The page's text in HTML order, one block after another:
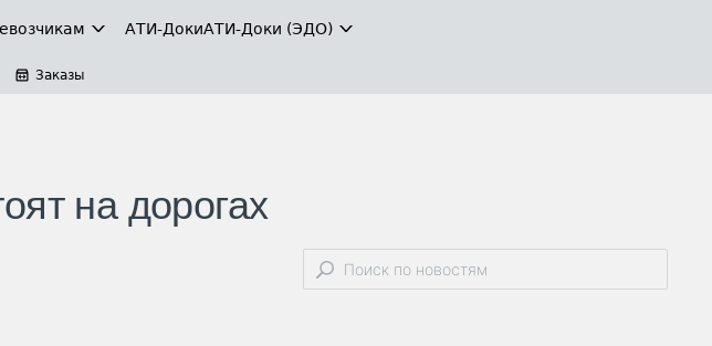
АТИ-ДокиАТИ-Доки (ЭДО)
Заказы
на дорогах